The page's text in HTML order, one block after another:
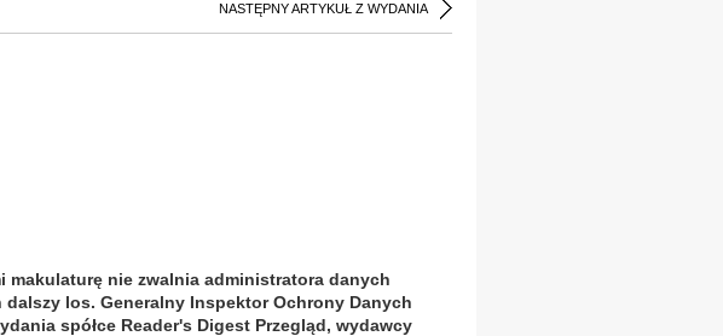
NASTĘPNY ARTYKUŁ Z WYDANIA
makulaturę nie zwalnia administratora danych
los. Generalny Inspektor Ochrony Danych
spółce Reader's Digest Przegląd, wydawcy